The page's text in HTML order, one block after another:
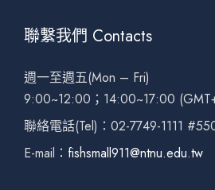
聯繫我們 Contacts
週一至週五(Mon – Fri)
9:00~12:00；14:00~17:00
聯絡電話(Tel)：02-7749-1111
E-mail： fishsmall911@ntnu.edu.tw